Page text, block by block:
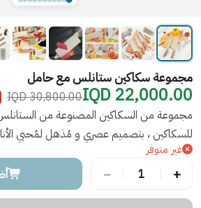
مجموعة سكاكين ستانلس مع حامل
22,000.00 IQD
30,800.00 IQD
مجموعة من السكاكين المصنوعة من
للسكاكين ، بتصميم عصري و مُذهل لمُحبي
غير متوفر
+
1
−